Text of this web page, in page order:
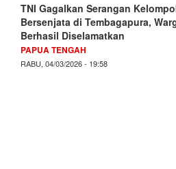
TNI Gagalkan Serangan
Bersenjata di Tembagapura,
Berhasil Diselamatkan
PAPUA TENGAH
RABU, 04/03/2026 - 19:58